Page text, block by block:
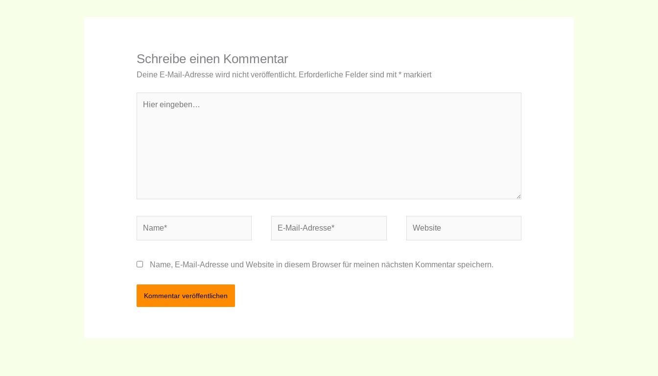
Schreibe einen Kommentar
Deine E-Mail-Adresse wird nicht veröffentlicht. Erforderliche Felder sind mit*markiert
eingeben…
Mail-
Name, E-Mail-Adresse und Website in diesem Browser für meinen nächsten Kommentar speichern.